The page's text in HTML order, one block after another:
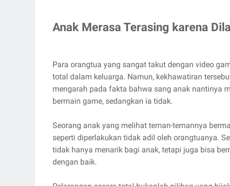
Anak Merasa Terasing karena
Para orangtua yang sangat takut dengan video
total dalam keluarga. Namun, kekhawatiran
mengarah pada fakta bahwa sang anak nantinya
bermain game, sedangkan ia tidak.
Seorang anak yang melihat teman-temannya
seperti diperlakukan tidak adil oleh orangtuanya.
tidak hanya menarik bagi anak, tetapi juga bisa
dengan baik.